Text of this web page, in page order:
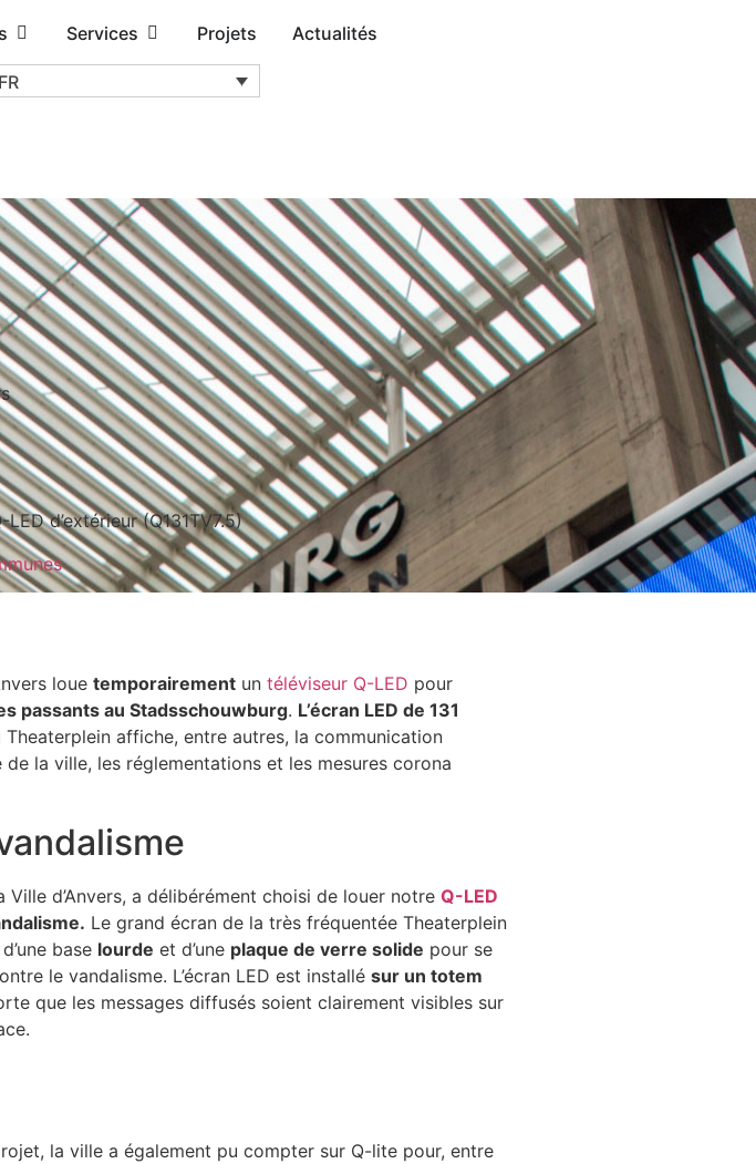
Services Projets Actualités
FR
LED d’extérieur (Q131TV7.5)
loue temporairement un téléviseur Q-LED pour
passants au Stadsschouwburg. L’écran LED de 131
Theaterplein affiche, entre autres, la communication
de la ville, les réglementations et les mesures corona
Ville d’Anvers, a délibérément choisi de louer notre Q-LED
Le grand écran de la très fréquentée Theaterplein
base lourde et d’une plaque de verre solide pour se
le vandalisme. L’écran LED est installé sur un totem
que les messages diffusés soient clairement visibles sur
la ville a également pu compter sur Q-lite pour, entre